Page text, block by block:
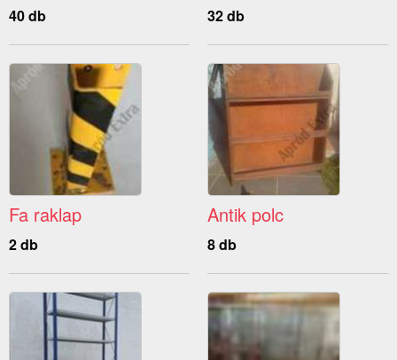
40 db 32 db
Fa raklap
2 db
Antik polc
8 db